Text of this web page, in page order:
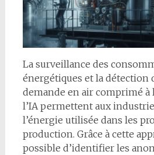
La surveillance des
énergétiques et la détection
demande en air comprimé à
l’IA permettent aux
l’énergie utilisée dans les
production. Grâce à cette
possible d’identifier les